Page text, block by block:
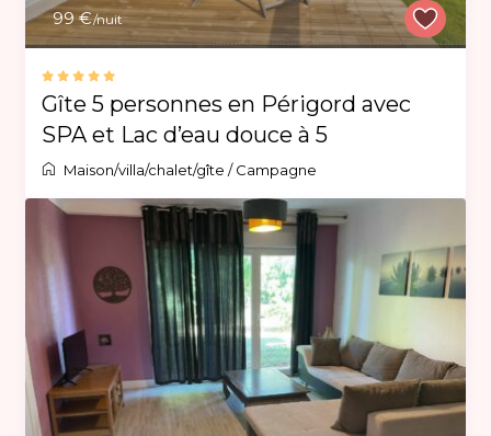
99 €/nuit
Gîte 5 personnes en Périgord avec
SPA et Lac d’eau douce à 5
Maison/villa/chalet/gîte /Campagne